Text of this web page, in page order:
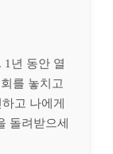
1년 동안 열
를 놓치고
고 나에게
돌려받으세